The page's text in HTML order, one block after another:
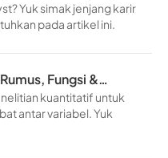
Yuk simak jenjang karir
pada artikel ini.
Fungsi &
kuantitatif untuk
antar variabel. Yuk